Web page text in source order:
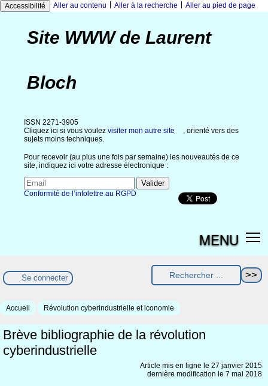
Accessibilité Aller au contenu Aller à la recherche Aller au pied de page
Site WWW de Laurent
Bloch
ISSN 2271-3905
Cliquez ici si vous voulez visiter mon autre site
, orienté vers des
sujets moins techniques.
Pour recevoir (au plus une fois par semaine) les nouveautés de ce
site, indiquez ici votre adresse électronique :
Conformité de l’infolettre au RGPD
MENU
Se connecter
Accueil Révolution cyberindustrielle et iconomie
Brève bibliographie de la révolution
cyberindustrielle
Article mis en ligne le 27 janvier 2015
dernière modification le 7 mai 2018